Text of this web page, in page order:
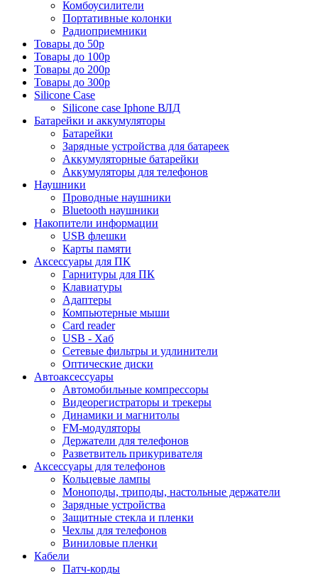
Комбоусилители
Портативные колонки
Радиоприемники
Товары до 50р
Товары до 100р
Товары до 200р
Товары до 300р
Silicone Case
Silicone case Iphone ВЛД
Батарейки и аккумуляторы
Батарейки
Зарядные устройства для батареек
Аккумуляторные батарейки
Аккумуляторы для телефонов
Наушники
Проводные наушники
Bluetooth наушники
Накопители информации
USB флешки
Карты памяти
Аксессуары для ПК
Гарнитуры для ПК
Клавиатуры
Адаптеры
Компьютерные мыши
Card reader
USB - Xaб
Сетевые фильтры и удлинители
Оптические диски
Автоаксессуары
Автомобильные компрессоры
Видеорегистраторы и трекеры
Динамики и магнитолы
FM-модуляторы
Держатели для телефонов
Разветвитель прикуривателя
Аксессуары для телефонов
Кольцевые лампы
Моноподы, триподы, настольные держатели
Зарядные устройства
Защитные стекла и пленки
Чехлы для телефонов
Виниловые пленки
Кабели
Патч-корды